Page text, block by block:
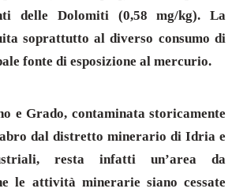
delle Dolomiti (0,58 mg/kg). La
soprattutto al diverso consumo di
fonte di esposizione al mercurio.
e Grado, contaminata storicamente
dal distretto minerario di Idria e
resta infatti un’area da
le attività minerarie siano cessate